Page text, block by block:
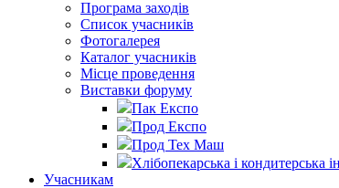
Програма заходів
Список учасників
Фотогалерея
Каталог учасників
Місце проведення
Виставки форуму
Пак Експо
Прод Експо
Прод Тех Маш
Хлібопекарська і кондитерська
Учасникам